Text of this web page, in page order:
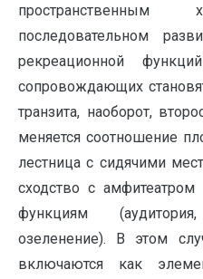
пространственным
последовательном
рекреационной
сопровождающих
транзита, наоборот,
меняется соотношение
лестница с сидячими
сходство с
функциям
озеленение). В этом
включаются как